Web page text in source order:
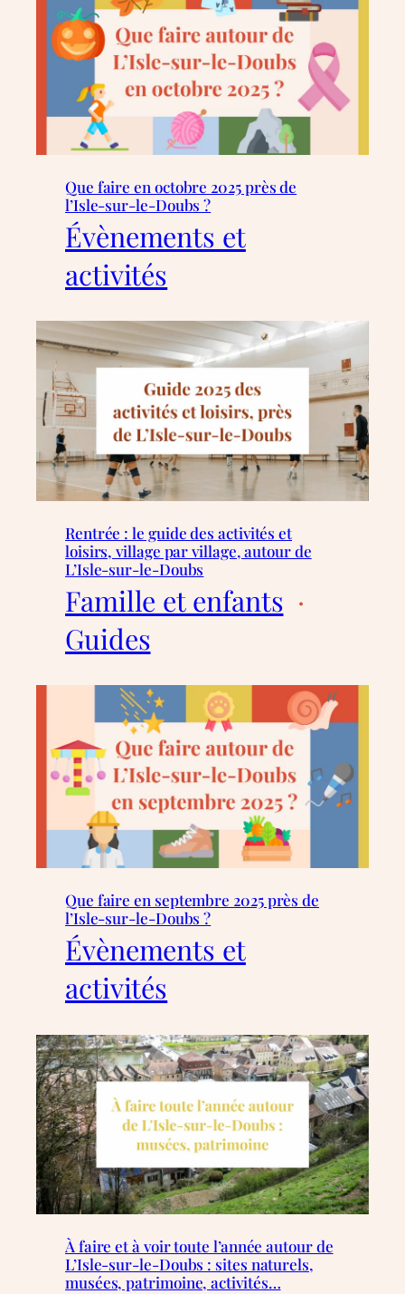
Que faire en octobre 2025 près de
l’Isle-sur-le-Doubs ?
Évènements et
activités
Rentrée : le guide des activités et
loisirs, village par village, autour de
L’Isle-sur-le-Doubs
Famille et enfants
Guides
Que faire en septembre 2025 près de
l’Isle-sur-le-Doubs ?
Évènements et
activités
À faire et à voir toute l’année autour de
L’Isle-sur-le-Doubs : sites naturels,
musées, patrimoine, activités…